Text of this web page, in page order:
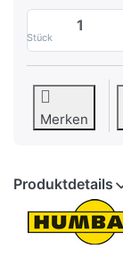
Stück
Merken
Produktdetails